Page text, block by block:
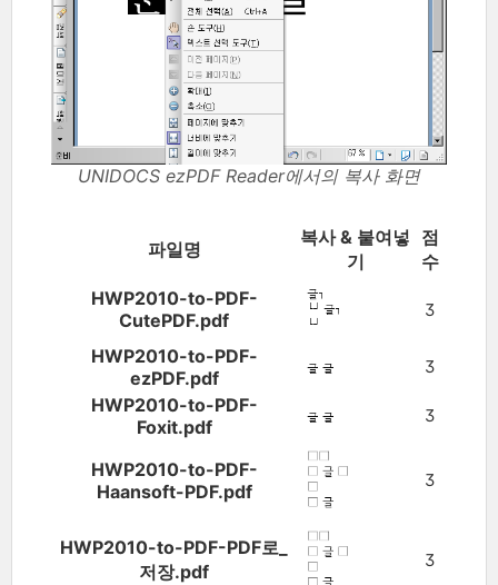
UNIDOCS ezPDF Reader에서의 복사 화면
파일명
복사 & 붙여넣
기
점
수
HWP2010-to-PDF-
CutePDF.pdf
3
HWP2010-to-PDF-
ezPDF.pdf
3
HWP2010-to-PDF-
Foxit.pdf
3
HWP2010-to-PDF-
Haansoft-PDF.pdf
3
HWP2010-to-PDF-PDF로_
저장.pdf
3